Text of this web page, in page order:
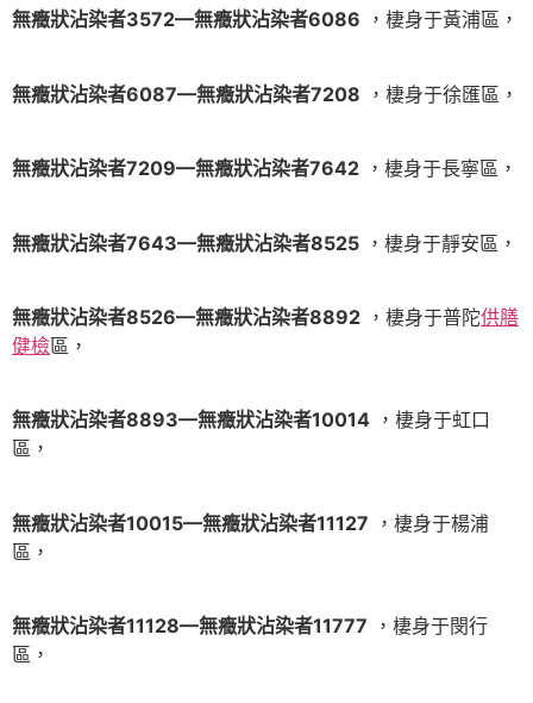
無癥狀沾染者3572—無癥狀沾染者6086 ，棲身于黃浦區，
無癥狀沾染者6087—無癥狀沾染者7208 ，棲身于徐匯區，
無癥狀沾染者7209—無癥狀沾染者7642 ，棲身于長寧區，
無癥狀沾染者7643—無癥狀沾染者8525 ，棲身于靜安區，
無癥狀沾染者8526—無癥狀沾染者8892 ，棲身于普陀供膳
健檢區，
無癥狀沾染者8893—無癥狀沾染者10014 ，棲身于虹口
區，
無癥狀沾染者10015—無癥狀沾染者11127 ，棲身于楊浦
區，
無癥狀沾染者11128—無癥狀沾染者11777 ，棲身于閔行
區，